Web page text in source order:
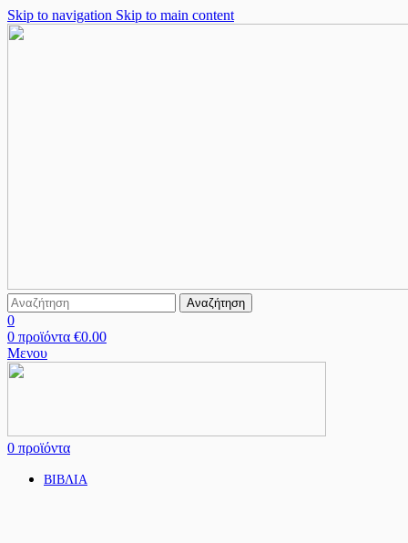
Skip to navigation Skip to main content
Αναζήτηση
0
0 προϊόντα €0.00
Μενου
0 προϊόντα
ΒΙΒΛΙΑ